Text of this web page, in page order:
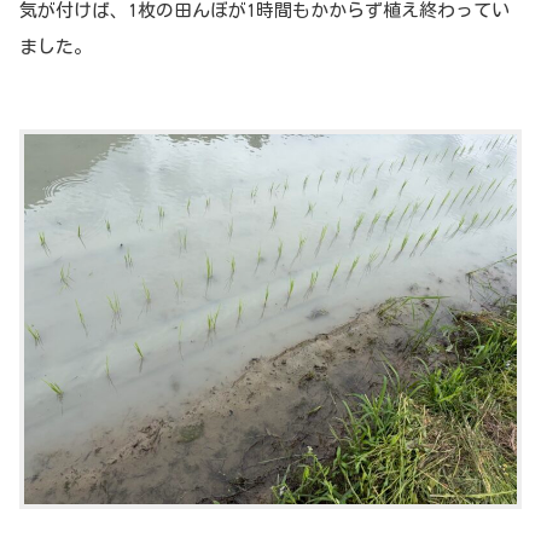
気が付けば、1枚の田んぼが1時間もかからず植え終わってい
ました。